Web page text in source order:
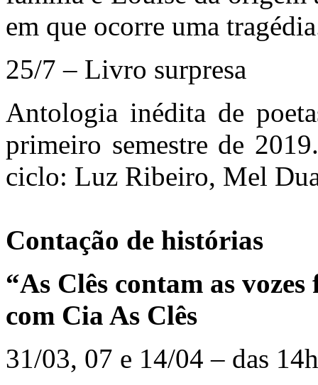
em que ocorre uma
25/7 – Livro surpresa
Antologia inédita de
primeiro semestre de
ciclo: Luz Ribeiro, Mel
Contação de histórias
“As Clês contam as
com Cia As Clês
31/03, 07 e 14/04 – das